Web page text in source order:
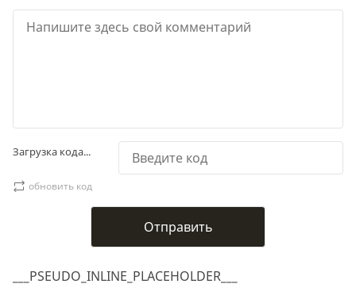
___PSEUDO_INLINE_PLACEHOLDER___
Загрузка кода...
обновить код